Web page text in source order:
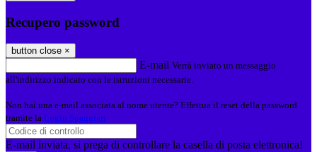
Recupero password
button close ×
E-mail Verrà inviato un messaggio
all'indirizzo indicato con le istruzioni necessarie.
Non hai una e-mail associata al nome utente? Effettua il reset della password
tramite la Login Spaggiari
E-mail inviata, si prega di controllare la casella di posta elettronica!